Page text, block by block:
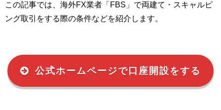
この記事では、海外FX業者「 FBS」 で両建て・スキャルピ
ング取引をする際の条件などを紹介します。
公式ホームページで口座開設をする